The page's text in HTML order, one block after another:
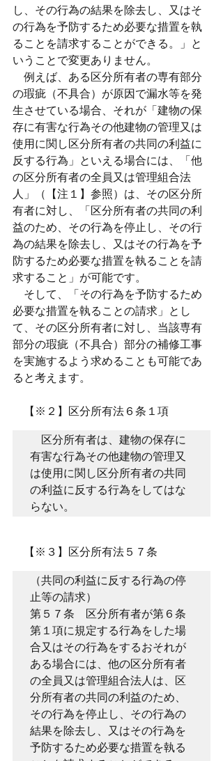
し、その行為の結果を除去し、又はそ
の行為を予防するため必要な措置を執
ることを請求することができる。」と
いうことで変更ありません。
例えば、ある区分所有者の専有部分
の瑕疵（不具合）が原因で漏水等を発
生させている場合、それが「建物の保
存に有害な行為その他建物の管理又は
使用に関し区分所有者の共同の利益に
反する行為」といえる場合には、「他
の区分所有者の全員又は管理組合法
人」（【注１】参照）は、その区分所
有者に対し、「区分所有者の共同の利
益のため、その行為を停止し、その行
為の結果を除去し、又はその行為を予
防するため必要な措置を執ることを請
求すること」が可能です。
そして、「その行為を予防するため
必要な措置を執ることの請求」とし
て、その区分所有者に対し、当該専有
部分の瑕疵（不具合）部分の補修工事
を実施するよう求めることも可能であ
ると考えます。
【※２】区分所有法６条１項
区分所有者は、建物の保存に
有害な行為その他建物の管理又
は使用に関し区分所有者の共同
の利益に反する行為をしてはな
らない。
【※３】区分所有法５７条
（共同の利益に反する行為の停
止等の請求）
第５７条　区分所有者が第６条
第１項に規定する行為をした場
合又はその行為をするおそれが
ある場合には、他の区分所有者
の全員又は管理組合法人は、区
分所有者の共同の利益のため、
その行為を停止し、その行為の
結果を除去し、又はその行為を
予防するため必要な措置を執る